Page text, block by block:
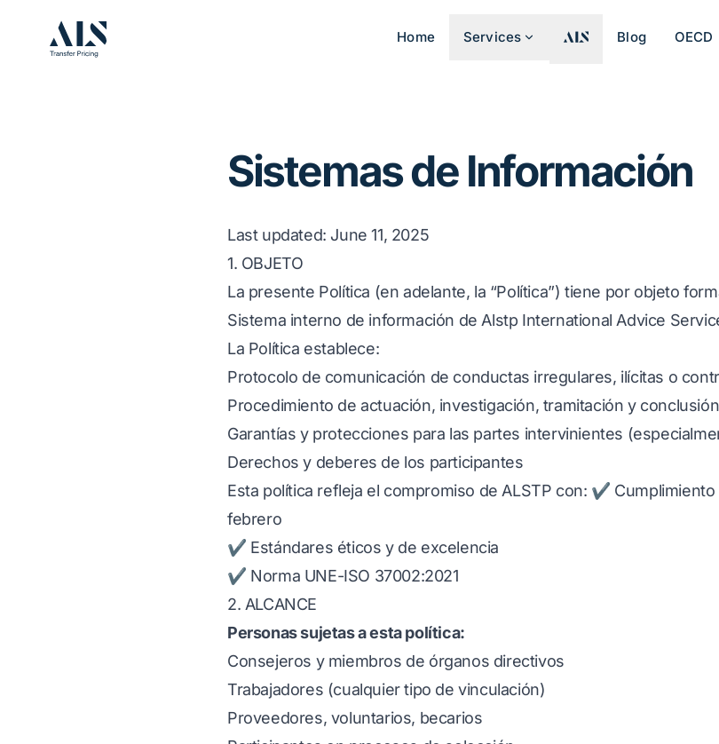
Home Services Blog OECD
Sistemas de Información
Last updated: June 11, 2025
1. OBJETO
La presente Política (en adelante, la “Política”) tiene por objeto
Sistema interno de información de Alstp International Advice
La Política establece:
Protocolo de comunicación de conductas irregulares, ilícitas o
Procedimiento de actuación, investigación, tramitación y conclusión
Garantías y protecciones para las partes intervinientes
Derechos y deberes de los participantes
Esta política refleja el compromiso de ALSTP con: ✔ Cumplimiento
febrero
✔ Estándares éticos y de excelencia
✔ Norma UNE-ISO 37002:2021
2. ALCANCE
Personas sujetas a esta política:
Consejeros y miembros de órganos directivos
Trabajadores (cualquier tipo de vinculación)
Proveedores, voluntarios, becarios